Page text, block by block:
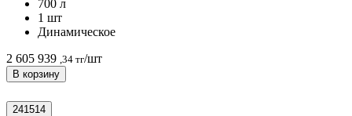
700 л
1 шт
Динамическое
2 605 939 ,34 тг/шт
В корзину
241514